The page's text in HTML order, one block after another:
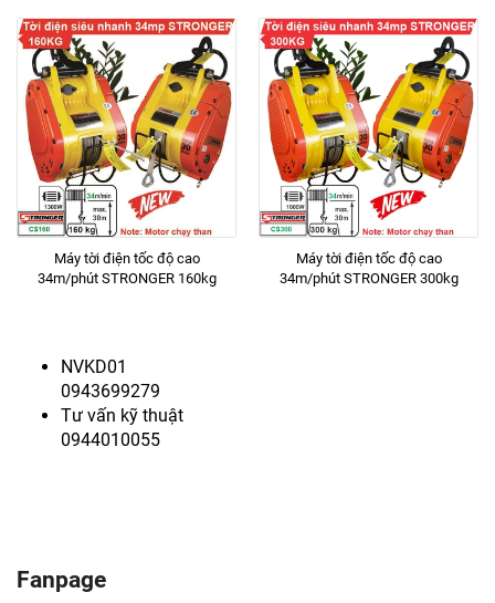
Máy tời điện tốc độ cao
34m/phút STRONGER 160kg
Máy tời điện tốc độ cao
34m/phút STRONGER 300kg
NVKD01
0943699279
Tư vấn kỹ thuật
0944010055
Fanpage